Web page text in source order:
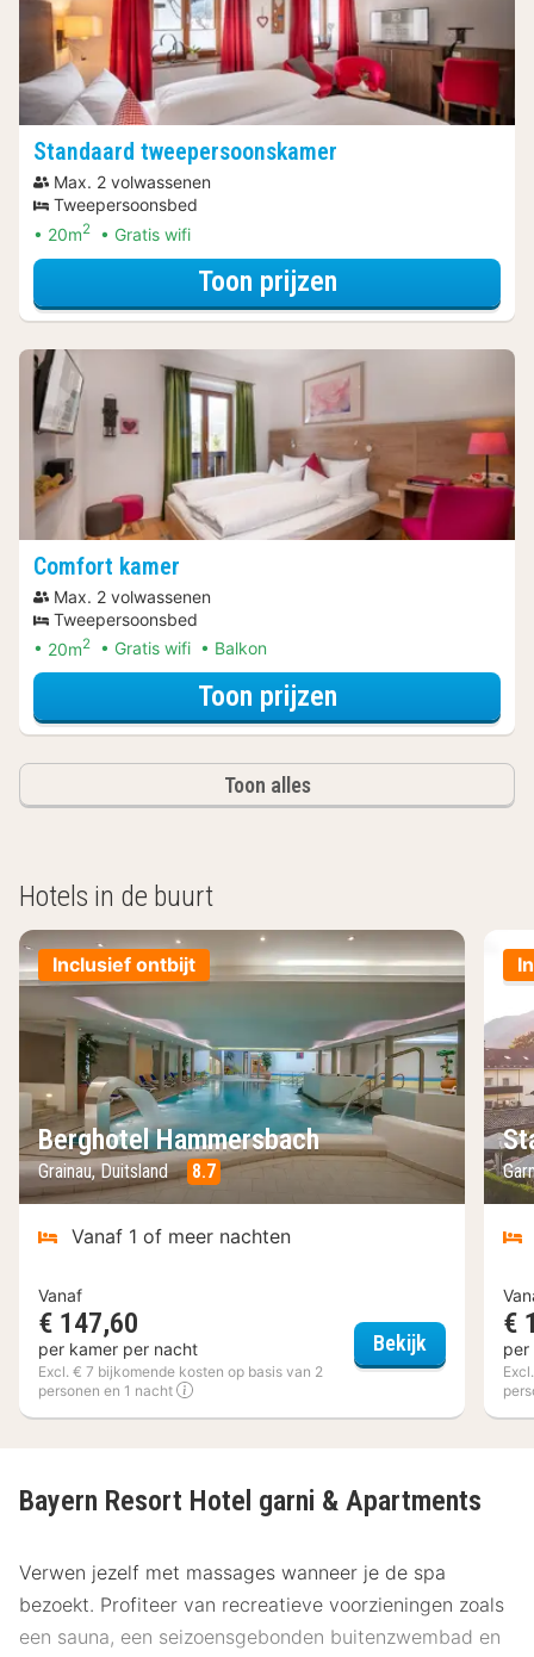
Standaard tweepersoonskamer
Max. 2 volwassenen
Tweepersoonsbed
20m2 Gratis wifi
Toon prijzenvoor Standaard
Comfort kamer
Max. 2 volwassenen
Tweepersoonsbed
20m2 Gratis wifi Balkon
Toon prijzenvoor Comfort
Toon alles
Hotels in de buurt
Inclusief ontbijt
Berghotel Hammersbach
Grainau, Duitsland 8.7
Vanaf 1 of meer nachten
Vanaf
€ 147,60
per kamer per nacht
Excl. € 7 bijkomende kosten op basis van 2
personen en 1 nacht
Bekijk Berghotel
€
per
Bayern Resort Hotel garni & Apartments
Verwen jezelf met massages wanneer je de spa
bezoekt. Profiteer van recreatieve voorzieningen zoals
een sauna, een seizoensgebonden buitenzwembad en